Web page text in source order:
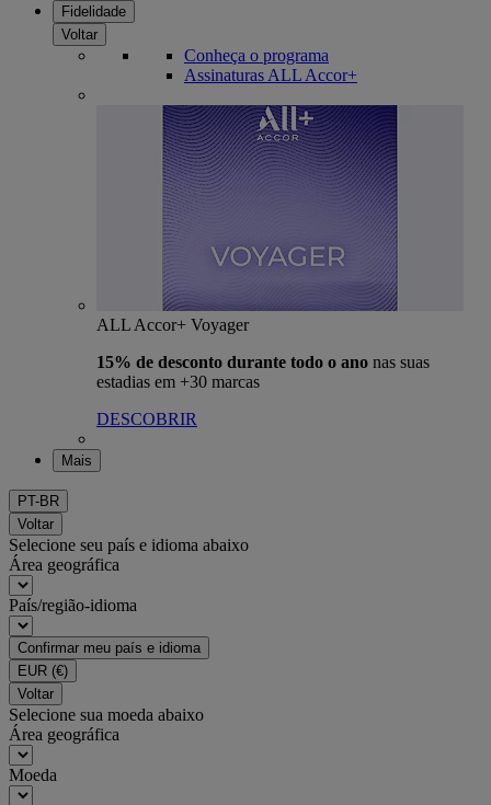
Fidelidade
Voltar
Conheça o programa
Assinaturas ALL Accor+
ALL Accor+ Voyager
15% de desconto durante todo o ano nas suas
estadias em +30 marcas
DESCOBRIR
Mais
PT-BR
Voltar
Selecione seu país e idioma abaixo
Área geográfica
País/região-idioma
Confirmar meu país e idioma
EUR (€)
Voltar
Selecione sua moeda abaixo
Área geográfica
Moeda